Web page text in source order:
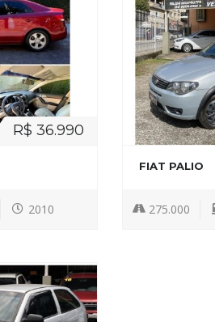
R$ 36.990
2010
FIAT PALIO
275.000